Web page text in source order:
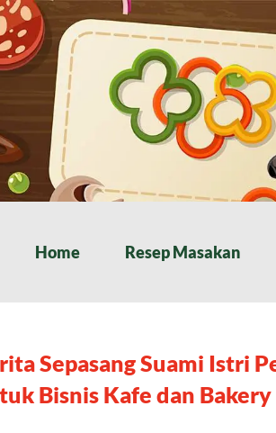
Home Resep Masakan
Sepasang Suami Istri
Bisnis Kafe dan Bakery